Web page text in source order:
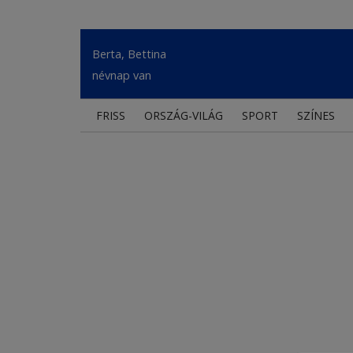
Berta, Bettina
névnap van
FRISS ORSZÁG-VILÁG SPORT SZÍNES